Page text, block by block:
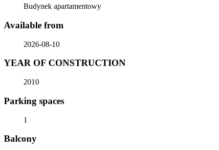
Budynek apartamentowy
Available from
2026-08-10
YEAR OF CONSTRUCTION
2010
Parking spaces
1
Balcony